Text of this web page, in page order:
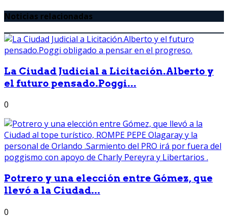
Noticias relacionadas
La Ciudad Judicial a Licitación.Alberto y
el futuro pensado.Poggi...
0
Potrero y una elección entre Gómez, que
llevó a la Ciudad...
0